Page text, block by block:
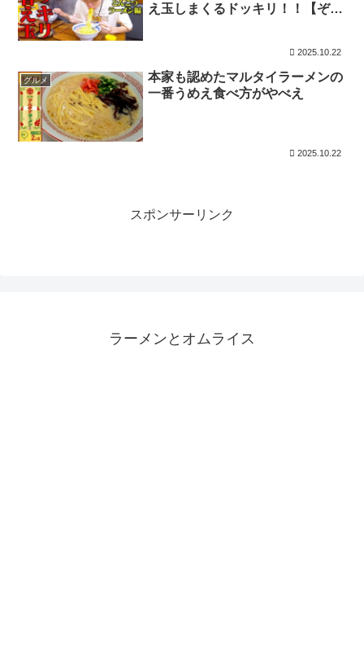
え玉しまくるドッキリ！！【ぞう
2025.10.22
グルメ
本家も認めたマルタイラーメンの
一番うめえ食べ方がやべえ
2025.10.22
スポンサーリンク
ラーメンとオムライス